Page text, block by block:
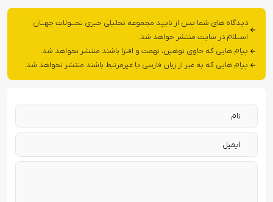
دیدگاه های شما پس از تایید مجموعه تحلیلی خبری تحــولات جهــان
اســلام در سایت منتشر خواهد شد.
پیام هایی که حاوی توهین، تهمت و افترا باشند منتشر نخواهد شد.
پیام هایی که به غیر از زبان فارسی یا غیرمرتبط باشند منتشر نخواهد شد.